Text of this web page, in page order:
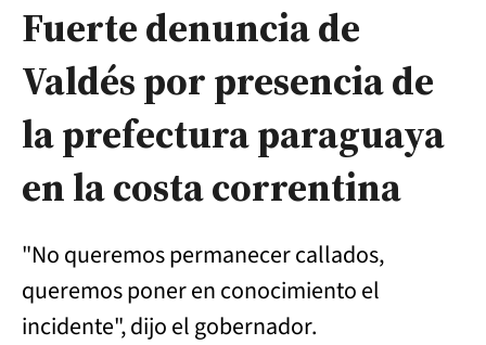
Fuerte denuncia de
Valdés por presencia de
la prefectura paraguaya
en la costa correntina
"No queremos permanecer callados,
queremos poner en conocimiento el
incidente", dijo el gobernador.